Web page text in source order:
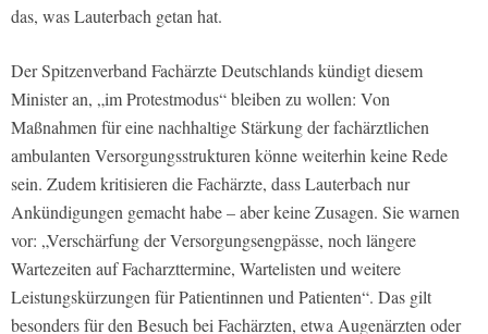
das, was Lauterbach getan hat.
Der Spitzenverband Fachärzte Deutschlands kündigt diesem
Minister an, „im Protestmodus“ bleiben zu wollen: Von
Maßnahmen für eine nachhaltige Stärkung der fachärztlichen
ambulanten Versorgungsstrukturen könne weiterhin keine Rede
sein. Zudem kritisieren die Fachärzte, dass Lauterbach nur
Ankündigungen gemacht habe – aber keine Zusagen. Sie warnen
vor: „Verschärfung der Versorgungsengpässe, noch längere
Wartezeiten auf Facharzttermine, Wartelisten und weitere
Leistungskürzungen für Patientinnen und Patienten“. Das gilt
besonders für den Besuch bei Fachärzten, etwa Augenärzten oder